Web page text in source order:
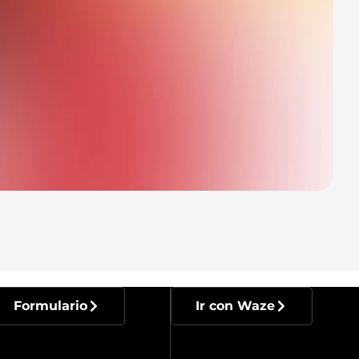
Formulario Ir con Waze